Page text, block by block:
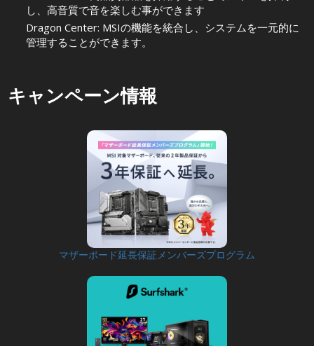
し、高音質で音を楽しむ事ができます
Dragon Center: MSIの機能を統合し、システムを一元的に
管理することができます。
キャンペーン情報
マザーボード延長保証メンバーズプログラム